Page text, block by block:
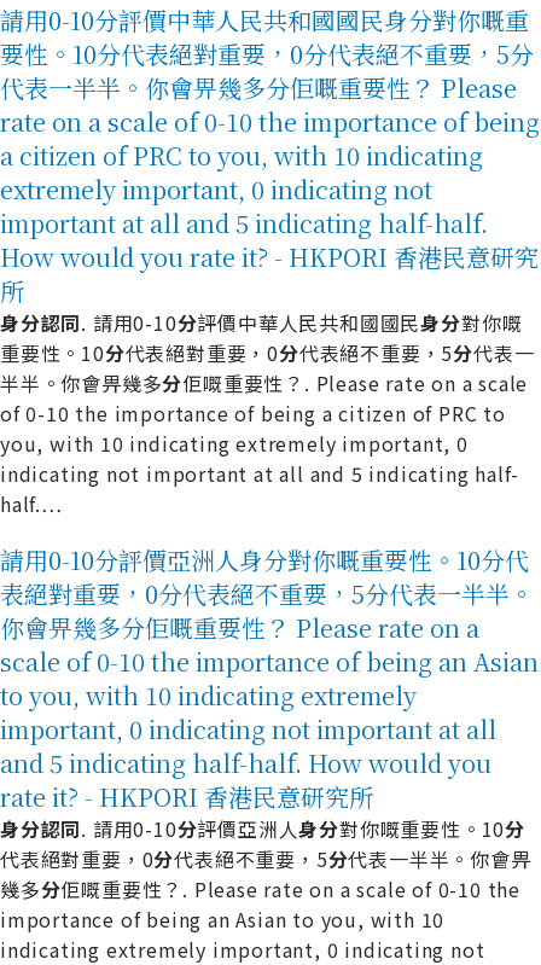
請用0-10分評價中華人民共和國國民身分對你嘅重
要性。10分代表絕對重要，0分代表絕不重要，5分
代表一半半。你會畀幾多分佢嘅重要性？ Please
rate on a scale of 0-10 the importance of being
a citizen of PRC to you, with 10 indicating
extremely important, 0 indicating not
important at all and 5 indicating half-half.
How would you rate it? - HKPORI 香港民意研究
所
身分認同. 請用0-10分評價中華人民共和國國民身分對你嘅
重要性。10分代表絕對重要，0分代表絕不重要，5分代表一
半半。你會畀幾多分佢嘅重要性？. Please rate on a scale
of 0-10 the importance of being a citizen of PRC to
you, with 10 indicating extremely important, 0
indicating not important at all and 5 indicating half-
half.…
請用0-10分評價亞洲人身分對你嘅重要性。10分代
表絕對重要，0分代表絕不重要，5分代表一半半。
你會畀幾多分佢嘅重要性？ Please rate on a
scale of 0-10 the importance of being an Asian
to you, with 10 indicating extremely
important, 0 indicating not important at all
and 5 indicating half-half. How would you
rate it? - HKPORI 香港民意研究所
身分認同. 請用0-10分評價亞洲人身分對你嘅重要性。10分
代表絕對重要，0分代表絕不重要，5分代表一半半。你會畀
幾多分佢嘅重要性？. Please rate on a scale of 0-10 the
importance of being an Asian to you, with 10
indicating extremely important, 0 indicating not